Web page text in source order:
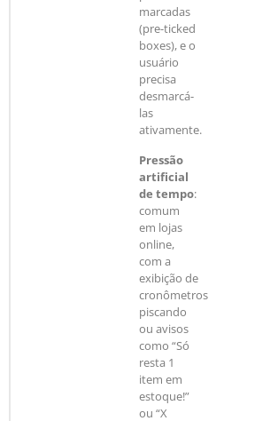
marcadas
(pre-ticked
boxes), e o
usuário
precisa
desmarcá-
las
ativamente.
Pressão
artificial
de tempo:
comum
em lojas
online,
com a
exibição de
cronômetros
piscando
ou avisos
como “Só
resta 1
item em
estoque!”
ou “X